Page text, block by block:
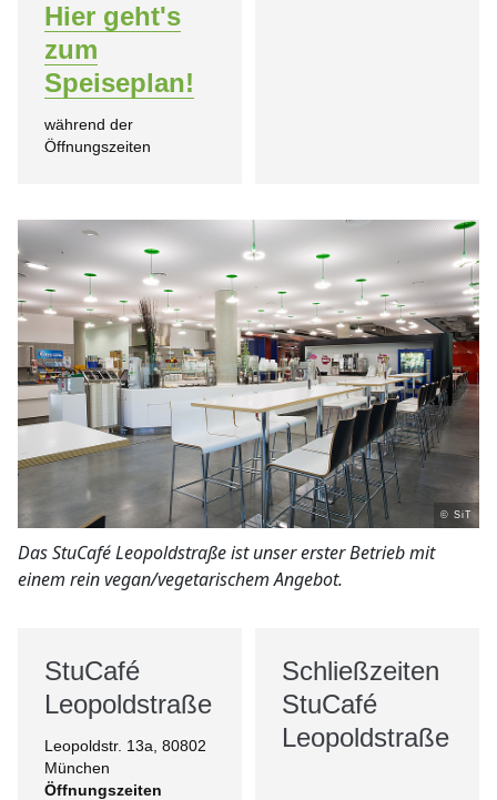
Hier geht's
zum
Speiseplan!
während der
Öffnungszeiten
© SiT
Das StuCafé Leopoldstraße ist unser erster Betrieb mit
einem rein vegan/vegetarischem Angebot.
StuCafé
Leopoldstraße
Leopoldstr. 13a, 80802
München
Öffnungszeiten
Schließzeiten
StuCafé
Leopoldstraße